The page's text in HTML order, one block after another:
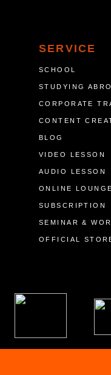
SERVICE
SCHOOL
STUDYING
CORPORATE
CONTENT
BLOG
VIDEO LESSON
AUDIO LESSON
ONLINE LOUNGE
SUBSCRIPTION
SEMINAR &
OFFICIAL